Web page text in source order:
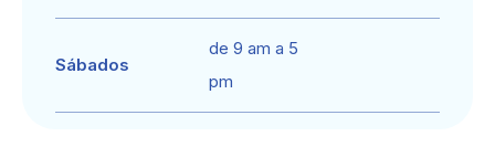
Sábados
de 9 am a 5
pm